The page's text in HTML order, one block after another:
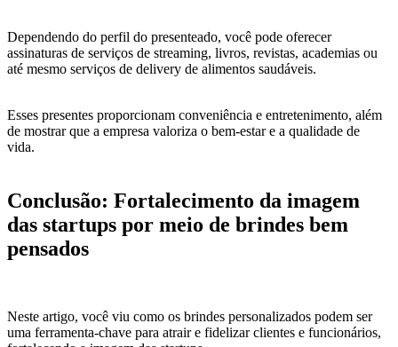
Dependendo do perfil do presenteado, você pode oferecer
assinaturas de serviços de streaming, livros, revistas, academias ou
até mesmo serviços de delivery de alimentos saudáveis.
Esses presentes proporcionam conveniência e entretenimento, além
de mostrar que a empresa valoriza o bem-estar e a qualidade de
vida.
Conclusão: Fortalecimento da imagem
das startups por meio de brindes bem
pensados
Neste artigo, você viu como os brindes personalizados podem ser
uma ferramenta-chave para atrair e fidelizar clientes e funcionários,